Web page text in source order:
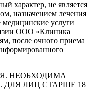
характер, не является
назначением лечения
услуги
ООО «Клиника
после очного приема
НЕОБХОДИМА
ЛИЦ СТАРШЕ 18